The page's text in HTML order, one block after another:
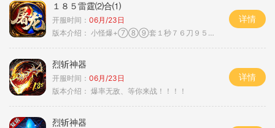
１８５雷霆⑵合⑴
开服时间： 06月/23日
版本介绍： 小怪爆+⑦⑧⑨套１秒７６刀９５范围捡
详情
烈斩神器
开服时间： 06月/23日
版本介绍： 爆率无敌、等你来战！！！！
详情
烈斩神器